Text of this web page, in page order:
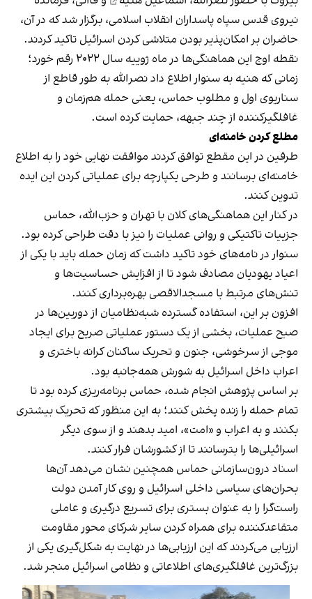
نیروی قدس سپاه پاسداران انقلاب اسلامی، برگزار شد که در آن،
حاضران بر امکان‌پذیر بودن متلاشی کردن اسرائیل تاکید کردند.
نقطه اوج این هماهنگی‌ها در ماه ژوییه سال ۲۰۲۲ رقم خورد؛
زمانی که هنیه به سنوار اطلاع داد نصرالله به طور قاطع از
سناریوی اول و مطلوب حماس، یعنی حمله هم‌زمان و
غافلگیر‌کننده از چند جبهه، حمایت کرده است.
مطلع کردن خامنه‌ای
طرفین در این مقطع توافق کردند موافقت نهایی خود را به اطلاع
خامنه‌ای برسانند و طرحی یکپارچه برای عملیاتی کردن این ایده
تدوین کنند.
در کنار این هماهنگی‌های کلان با تهران و حزب‌الله، حماس
جزییات تاکتیکی و روانی عملیات را نیز با دقت طراحی کرده بود.
سنوار در نامه‌های خود تاکید داشت که زمان حمله باید با یکی از
اعیاد یهودیان مصادف شود تا از افزایش حساسیت‌ها و
تنش‌های مرتبط با مسجدالاقصی بهره‌برداری کنند.
افزون بر این، استفاده گسترده شبه‌نظامیان از دوربین‌ها در
صبح عملیات، بخشی از یک دستور عملیاتی صریح برای ایجاد
موجی از سرخوشی، جنون و تحریک ساکنان کرانه باختری و
اعراب داخل اسرائیل به شورش همه‌جانبه بود.
بر اساس پژوهش انجام شده، حماس برنامه‌ریزی کرده بود تا
تمام حمله را زنده پخش کنند؛ به این منظور که تحریک بیشتری
بکنند و به اعراب و «امت»، امید بدهند و از سوی دیگر
اسرائیلی‌ها را بترسانند تا از کشورشان فرار کنند.
اسناد درون‌سازمانی حماس همچنین نشان می‌دهد آن‌ها
بحران‌های سیاسی داخلی اسرائیل و روی کار آمدن دولت
راست‌گرا را به عنوان بستری برای تسریع درگیری و عاملی
متقاعدکننده برای همراه کردن سایر شرکای محور مقاومت
ارزیابی می‌کردند که این ارزیابی‌ها در نهایت به شکل‌گیری یکی از
بزرگ‌ترین غافلگیری‌های اطلاعاتی و نظامی اسرائیل منجر شد.